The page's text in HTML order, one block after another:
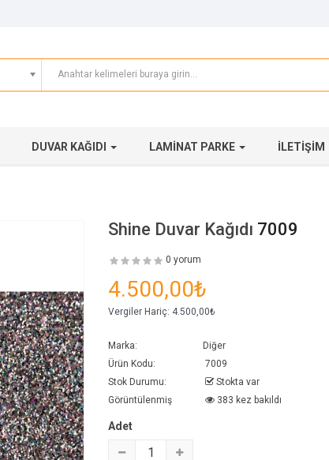
DUVAR KAĞIDI LAMINAT PARKE İLETIŞIM
Shine Duvar Kağıdı 7009
0 yorum
4.500,00₺
Vergiler Hariç: 4.500,00₺
Marka:
Diğer
Ürün Kodu:
7009
Stok Durumu:
Stokta var
Görüntülenmiş
383 kez bakıldı
Adet